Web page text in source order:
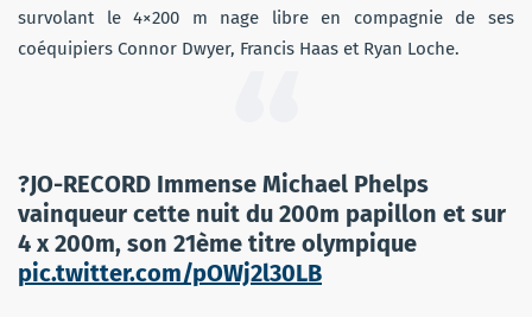
survolant le 4×200 m nage libre en compagnie de ses
coéquipiers Connor Dwyer, Francis Haas et Ryan Loche.
?JO-RECORD Immense Michael Phelps
vainqueur cette nuit du 200m papillon et sur
4 x 200m, son 21ème titre olympique
pic.twitter.com/pOWj2l30LB